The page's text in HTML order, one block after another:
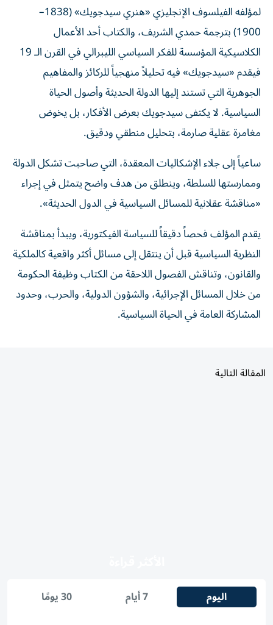
لمؤلفه الفيلسوف الإنجليزي «هنري سيدجويك» (1838–
1900) بترجمة حمدي الشريف، والكتاب أحد الأعمال
الكلاسيكية المؤسسة للفكر السياسي الليبرالي في القرن الـ 19
فيقدم «سيدجويك» فيه تحليلاً منهجياً للركائز والمفاهيم
الجوهرية التي تستند إليها الدولة الحديثة وأصول الحياة
السياسية. لا يكتفى سيدجويك بعرض الأفكار، بل يخوض
مغامرة عقلية صارمة، بتحليل منطقي ودقيق.
ساعياً إلى جلاء الإشكاليات المعقدة، التي صاحبت تشكل الدولة
وممارستها للسلطة، وينطلق من هدف واضح يتمثل في إجراء
«مناقشة عقلانية للمسائل السياسية في الدول الحديثة».
يقدم المؤلف فحصاً دقيقاً للسياسة الفيكتورية، ويبدأ بمناقشة
النظرية السياسية قبل أن ينتقل إلى مسائل أكثر واقعية كالملكية
والقانون، وتناقش الفصول اللاحقة من الكتاب وظيفة الحكومة
من خلال المسائل الإجرائية، والشؤون الدولية، والحرب، وحدود
المشاركة العامة في الحياة السياسية.
المقالة التالية
اليوم 7 أيام 30 يومًا